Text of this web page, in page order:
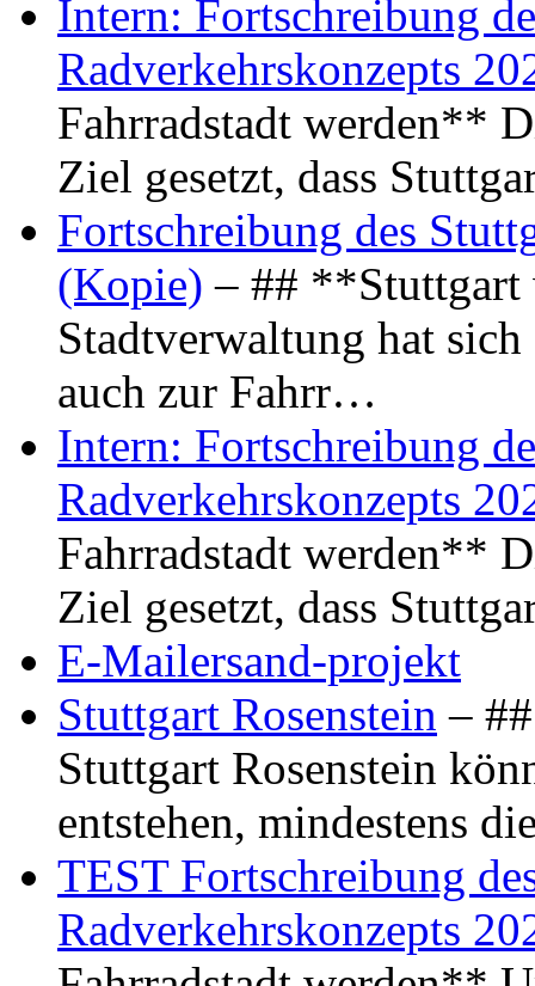
Intern: Fortschreibung
Radverkehrskonzepts
Fahrradstadt werden**
Ziel gesetzt, dass
Fortschreibung des
(Kopie) – ## **Stuttgart
Stadtverwaltung hat
auch zur Fahrr…
Intern: Fortschreibung
Radverkehrskonzepts
Fahrradstadt werden**
Ziel gesetzt, dass
E-Mailersand-projekt
Stuttgart Rosenstein –
Stuttgart Rosenstein
entstehen, mindestens
TEST Fortschreibung
Radverkehrskonzepts